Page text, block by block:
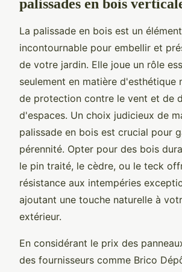
palissades en bois
La palissade en bois est un élément
incontournable pour embellir et
de votre jardin. Elle joue un rôle
seulement en matière d'esthétique
de protection contre le vent et de
d'espaces. Un choix judicieux de
palissade en bois est crucial pour
pérennité. Opter pour des bois
le pin traité, le cèdre, ou le teck
résistance aux intempéries
ajoutant une touche naturelle à
extérieur.
En considérant le prix des
des fournisseurs comme Brico